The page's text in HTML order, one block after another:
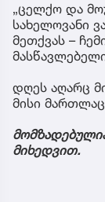
„ცელქო და
სახელოვანი
მეთქვას –
დღეს აღარც
მისი
მიხედვით.